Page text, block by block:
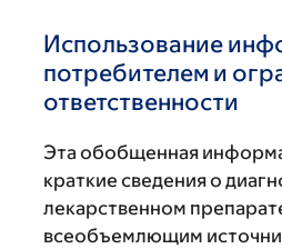
Использование
потребителем и
ответственности
Эта обобщенная
краткие сведения о
лекарственном
всеобъемлющим